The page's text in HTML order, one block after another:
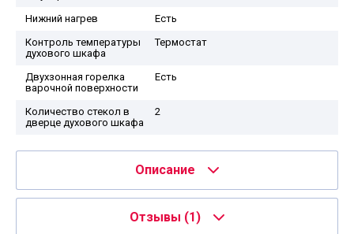
Нижний нагрев
Есть
Контроль температуры
духового шкафа
Термостат
Двухзонная горелка
варочной поверхности
Есть
Количество стекол в
дверце духового шкафа
2
Описание
Отзывы (1)